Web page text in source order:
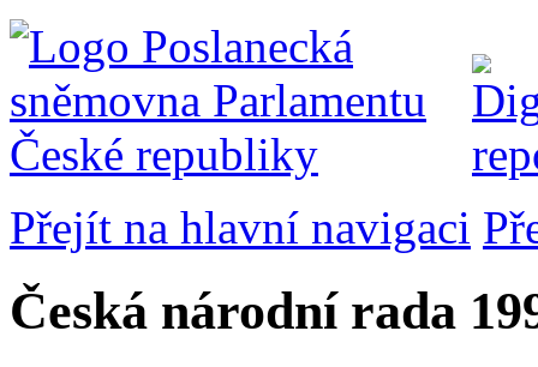
Přejít na hlavní navigaci
Česká národní rada